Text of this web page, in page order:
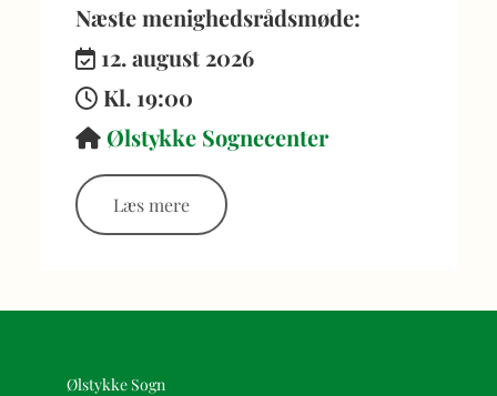
Næste menighedsrådsmøde:
 12. august 2026
 Kl. 19:00
 Ølstykke Sognecenter
Læs mere
Ølstykke Sogn